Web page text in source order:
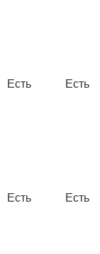
Есть Есть
Есть Есть